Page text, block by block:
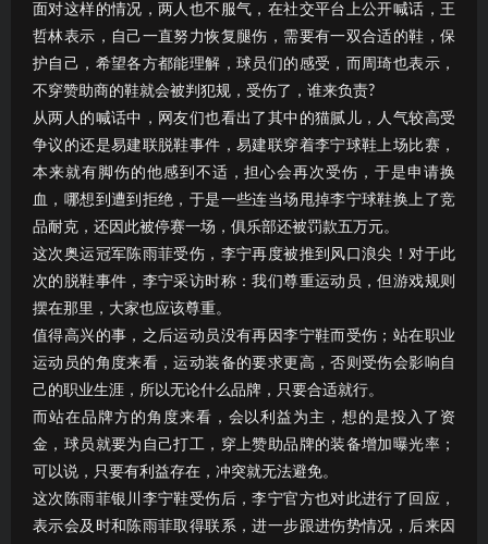
面对这样的情况，两人也不服气，在社交平台上公开喊话，王
哲林表示，自己一直努力恢复腿伤，需要有一双合适的鞋，保
护自己，希望各方都能理解，球员们的感受，而周琦也表示，
不穿赞助商的鞋就会被判犯规，受伤了，谁来负责?
从两人的喊话中，网友们也看出了其中的猫腻儿，人气较高受
争议的还是易建联脱鞋事件，易建联穿着李宁球鞋上场比赛，
本来就有脚伤的他感到不适，担心会再次受伤，于是申请换
血，哪想到遭到拒绝，于是一些连当场甩掉李宁球鞋换上了竞
品耐克，还因此被停赛一场，俱乐部还被罚款五万元。
这次奥运冠军陈雨菲受伤，李宁再度被推到风口浪尖！对于此
次的脱鞋事件，李宁采访时称：我们尊重运动员，但游戏规则
摆在那里，大家也应该尊重。
值得高兴的事，之后运动员没有再因李宁鞋而受伤；站在职业
运动员的角度来看，运动装备的要求更高，否则受伤会影响自
己的职业生涯，所以无论什么品牌，只要合适就行。
而站在品牌方的角度来看，会以利益为主，想的是投入了资
金，球员就要为自己打工，穿上赞助品牌的装备增加曝光率；
可以说，只要有利益存在，冲突就无法避免。
这次陈雨菲银川李宁鞋受伤后，李宁官方也对此进行了回应，
表示会及时和陈雨菲取得联系，进一步跟进伤势情况，后来因